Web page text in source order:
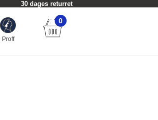
30 dages returret
Proff
0